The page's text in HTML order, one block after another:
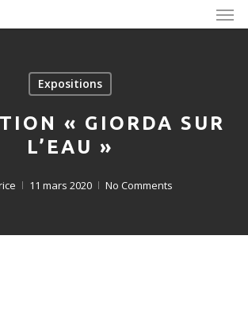
Expositions
« GIORDA SUR
L’EAU »
11 mars 2020 No Comments